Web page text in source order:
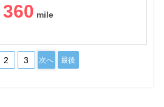
360
2 3 次へ 最後